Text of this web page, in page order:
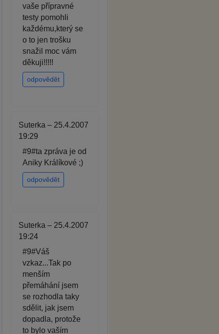
vaše přípravné
testy pomohli
každému,který se
o to jen trošku
snažil moc vám
děkuji!!!!!
odpovědět
Suterka – 25.4.2007
19:29
#9#ta zpráva je od
Aniky Králíkové ;)
odpovědět
Suterka – 25.4.2007
19:24
#9#Váš
vzkaz...Tak po
menším
přemáhání jsem
se rozhodla taky
sdělit, jak jsem
dopadla, protože
to bylo vaším